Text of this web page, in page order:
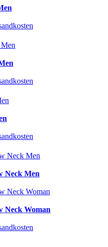
Neck Men
Neck Woman